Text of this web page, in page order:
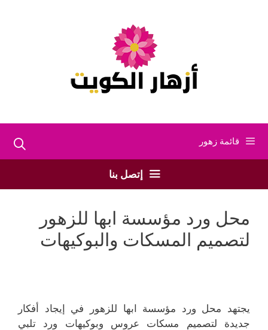
قائمة زهور
إتصل بنا
محل ورد مؤسسة ابها للزهور
لتصميم المسكات والبوكيهات
يجتهد محل ورد مؤسسة ابها للزهور في إيجاد أفكار
جديدة لتصميم مسكات عروس وبوكيهات ورد تلبي